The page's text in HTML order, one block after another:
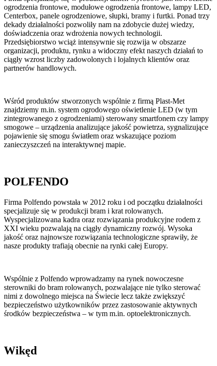
ogrodzenia frontowe, modułowe ogrodzenia frontowe, lampy LED,
Centerbox, panele ogrodzeniowe, słupki, bramy i furtki. Ponad trzy
dekady działalności pozwoliły nam na zdobycie dużej wiedzy,
doświadczenia oraz wdrożenia nowych technologii.
Przedsiębiorstwo wciąż intensywnie się rozwija w obszarze
organizacji, produktu, rynku a widoczny efekt naszych działań to
ciągły wzrost liczby zadowolonych i lojalnych klientów oraz
partnerów handlowych.
Wśród produktów stworzonych wspólnie z firmą Plast-Met
znajdziemy m.in. system ogrodowego oświetlenie LED (w tym
zintegrowanego z ogrodzeniami) sterowany smartfonem czy lampy
smogowe – urządzenia analizujące jakość powietrza, sygnalizujące
pojawienie się smogu światłem oraz wskazujące poziom
zanieczyszczeń na interaktywnej mapie.
POLFENDO
Firma Polfendo powstała w 2012 roku i od początku działalności
specjalizuje się w produkcji bram i krat rolowanych.
Wyspecjalizowana kadra oraz rozwiązania produkcyjne rodem z
XXI wieku pozwalają na ciągły dynamiczny rozwój. Wysoka
jakość oraz najnowsze rozwiązania technologiczne sprawiły, że
nasze produkty trafiają obecnie na rynki całej Europy.
Wspólnie z Polfendo wprowadzamy na rynek nowoczesne
sterowniki do bram rolowanych, pozwalające nie tylko sterować
nimi z dowolnego miejsca na Świecie lecz także zwiększyć
bezpieczeństwo użytkowników przez zastosowanie aktywnych
środków bezpieczeństwa – w tym m.in. optoelektronicznych.
Wikęd